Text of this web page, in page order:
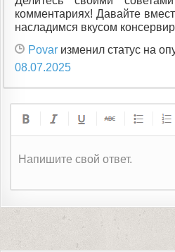
комментариях! Давайте
насладимся вкусом
Povar изменил статус на
08.07.2025
Напишите свой ответ.